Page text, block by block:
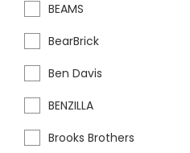
BEAMS
BearBrick
Ben Davis
BENZILLA
Brooks Brothers